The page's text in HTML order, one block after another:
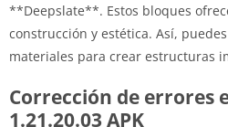
**Deepslate**. Estos bloques
construcción y estética. Así,
materiales para crear estructuras
Corrección de errores
1.21.20.03 APK